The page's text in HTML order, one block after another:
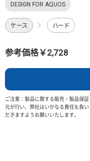
DESIGN FOR AQUOS
ケース ハード
参考価格￥2,728
ご注意：製品に関する販売・製品保
元が行い、弊社はいかなる責任も負
だきますようお願いいたします。